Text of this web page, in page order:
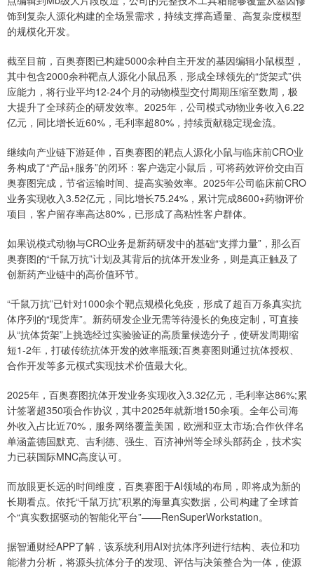
饰到复杂人源化构建的全场景需求，持续支撑高通量、高复杂度模型
的规模化开发。
截至目前，百奥赛图已构建5000余种自主开发的基因编辑小鼠模型，
其中包含2000余种靶点人源化小鼠品系，形成全球领先的“货架式”供
应能力，将行业平均12-24个月的动物模型交付周期压缩至数周，极
大提升了全球药企的研发效率。2025年，公司模式动物业务收入6.22
亿元，同比增长近60%，毛利率超80%，持续贡献稳定现金流。
继续向产业链下游延伸，百奥赛图的靶点人源化小鼠与临床前CRO业
务构成了“产品+服务”的闭环：客户选定小鼠后，可将药效评价交由百
奥赛图完成，节省运输时间、提高实验效率。2025年公司临床前CRO
业务实现收入3.52亿元，同比增长75.24%，累计完成8600+药物评价
项目，客户留存率高达80%，已形成了高粘性客户群体。
如果说模式动物与CRO业务是新药研发中的基础“支撑力量”，那么百
奥赛图的“千鼠万抗”计划及其背后的抗体开发业务，则是真正触及了
创新药产业链中的高价值环节。
“千鼠万抗”已针对1000余个靶点规模化免疫，形成了超百万条真实抗
体序列的“现货库”。新药研发企业无需等待漫长的免疫定制，可直接
从“抗体货架”上挑选经过实验验证的高质量候选分子，使研发周期缩
短1-2年，打破传统抗体开发的效率瓶颈;百奥赛图则通过抗体授权、
合作开发等多元模式实现技术价值最大化。
2025年，百奥赛图抗体开发业务实现收入3.32亿元，毛利率达86%;累
计签署超350项合作协议，其中2025年就新增150余项。全年公司海
外收入占比近70%，服务网络覆盖美国，欧洲和亚太市场;合作伙伴名
单涵盖德国默克、吉利德、强生、百济神州等全球头部药企，技术实
力已获国际MNC高度认可。
而放眼更长远的时间维度，百奥赛图于AI领域的布局，即将成为新的
长期看点。依托“千鼠万抗”积累的海量真实数据，公司构建了全球首
个“真实数据驱动的智能化平台”——RenSuperWorkstation。
据智通财经APP了解，该系统利用AI对抗体序列进行结构、表位和功
能潜力分析，将源头抗体分子的发现、评估与决策整合为一体，使源